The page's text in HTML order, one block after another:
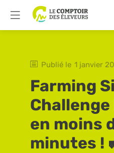
Publié le 1 janvier
Farming
en moins
minutes !